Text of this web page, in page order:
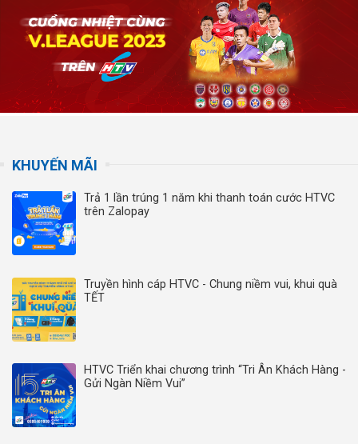
KHUYẾN MÃI
Trả 1 lần trúng 1 năm khi thanh toán cước HTVC
trên Zalopay
Truyền hình cáp HTVC - Chung niềm vui, khui quà
TẾT
HTVC Triển khai chương trình “Tri Ân Khách Hàng -
Gửi Ngàn Niềm Vui”